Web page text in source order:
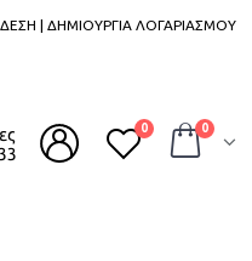
| ΔΗΜΙΟΥΡΓΙΑ ΛΟΓΑΡΙΑΣΜΟΥ
0 0